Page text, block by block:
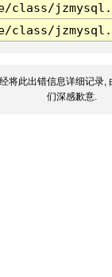
class/
class/
将此出错信息详细记录,
们深感歉意.